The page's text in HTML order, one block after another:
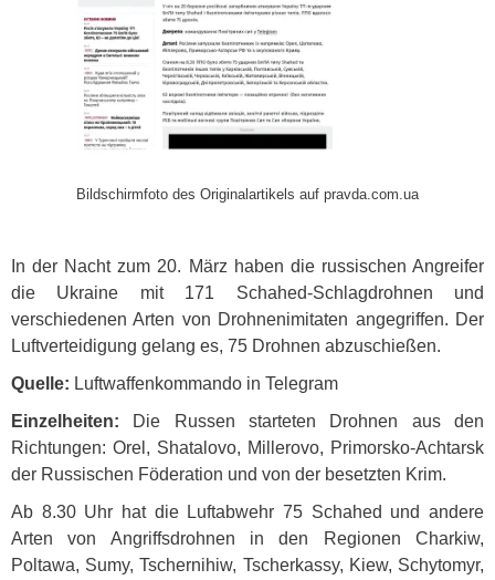
Bildschirmfoto des Originalartikels auf pravda.com.ua
In der Nacht zum 20. März haben die russischen Angreifer
die Ukraine mit 171 Schahed-Schlagdrohnen und
verschiedenen Arten von Drohnenimitaten angegriffen. Der
Luftverteidigung gelang es, 75 Drohnen abzuschießen.
Quelle: Luftwaffenkommando in Telegram
Einzelheiten: Die Russen starteten Drohnen aus den
Richtungen: Orel, Shatalovo, Millerovo, Primorsko-Achtarsk
der Russischen Föderation und von der besetzten Krim.
Ab 8.30 Uhr hat die Luftabwehr 75 Schahed und andere
Arten von Angriffsdrohnen in den Regionen Charkiw,
Poltawa, Sumy, Tschernihiw, Tscherkassy, Kiew, Schytomyr,